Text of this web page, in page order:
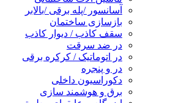
آسانسور /پله برقی /بالابر
بازسازی ساختمان
سقف کاذب / دیوار کاذب
در ضد سرقت
در اتوماتیک / کرکره برقی
در و پنجره
دکوراسیون داخلی
برق و هوشمند سازی